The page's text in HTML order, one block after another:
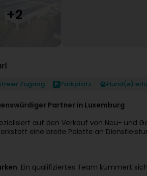
Zugang Parkplatz Hund(e)
Partner in Luxemburg
auf den Verkauf von Neu- und
eine breite Palette an
: Ein qualifiziertes Team kümmert